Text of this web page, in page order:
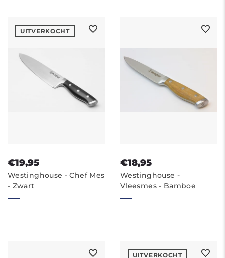
€19,95
Westinghouse - Chef Mes
- Zwart
UITVERKOCHT
€18,95
Westinghouse -
Vleesmes - Bamboe
UITVERKOCHT